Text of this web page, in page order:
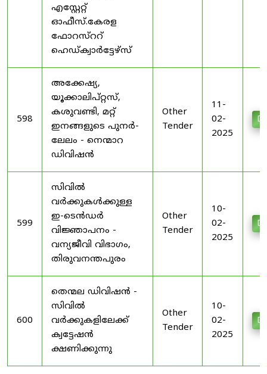
എസ്റ്റേറ്റ്
ഓഫീസ്.കേരള
ഫോറസ്ററ്
ഹെഡ്ക്വാർട്ടേഴ്‌സ്
598
അക്കേഷ്യ,
യൂക്കാലിപ്റ്റസ്,
കശുവണ്ടി, മറ്റ്
ഇനങ്ങളുടെ പുനർ-
ലേലം - നെന്മാറ
ഡിവിഷൻ
Other
Tender
11-
02-
2025
599
സിവിൽ
വർക്കുകൾക്കുള്ള
ഇ-ടെൻഡർ
വിജ്ഞാപനം -
വന്യജീവി വിഭാഗം,
തിരുവനന്തപുരം
Other
Tender
10-
02-
2025
600
തെന്മല ഡിവിഷൻ -
സിവിൽ
വർക്കുകളിലേക്ക്
ക്വട്ടേഷൻ
ക്ഷണിക്കുന്നു
Other
Tender
10-
02-
2025